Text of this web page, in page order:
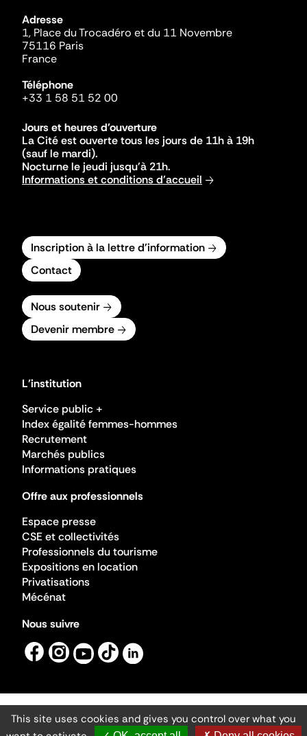
Adresse
1, Place du Trocadéro et du 11 Novembre
75116 Paris
France
Téléphone
+33 1 58 51 52 00
Jours et heures d'ouverture
La Cité est ouverte tous les jours de 11h à 19h
(sauf le mardi).
Nocturne le jeudi jusqu'à 21h.
Informations et conditions d'accueil
Inscription à la lettre d'information
Contact
Nous soutenir
Devenir membre
L'institution
Service public +
Index égalité femmes-hommes
Recrutement
Marchés publics
Informations pratiques
Offre aux professionnels
Espace presse
CSE et collectivités
Professionnels du tourisme
Expositions en location
Privatisations
Mécénat
Nous suivre
Mentions légales
Gestion des cookies
This site uses cookies and gives you control over what you